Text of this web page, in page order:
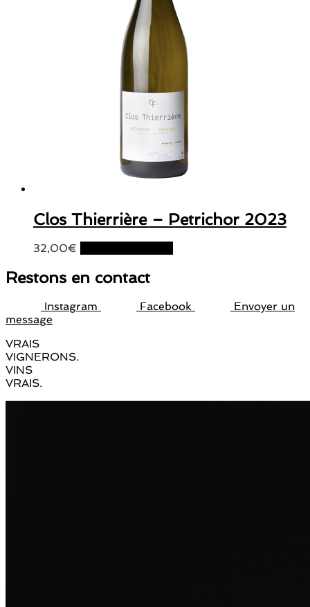
Clos Thierrière – Petrichor 2023
32,00€
Restons en contact
Instagram Facebook
Envoyer un
message
VRAIS
VIGNERONS.
VINS
VRAIS.